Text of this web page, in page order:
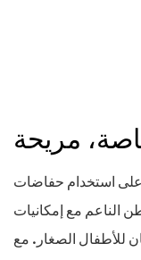
على استخدام حفاضات
الناعم مع إمكانيات
للأطفال الصغار. مع